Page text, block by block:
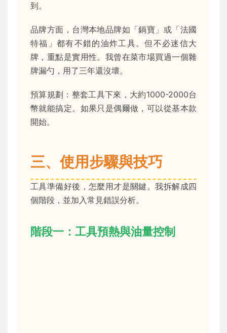
到。
品牌方面，台灣本地品牌如「鍋寶」或「法國
特福」都有不錯的油炸工具。但不必迷信大
牌，重點是實用性。我曾在菜市場買過一個雜
牌漏勺，用了三年還沒壞。
預算規劃：整套工具下來，大約1000-2000台
幣就能搞定。如果只是偶爾做，可以從基本款
開始。
三、使用步驟與技巧
工具準備好後，怎麼用才是關鍵。我拆解成四
個階段，並加入常見錯誤分析。
階段一：工具預熱與油量控制